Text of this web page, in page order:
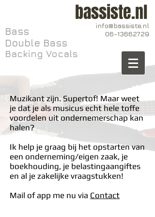
bassiste.nl
Bass
Double Bass
Backing Vocals
info@bassiste.nl
06-13662729
Muzikant zijn. Supertof! Maar weet
je dat je als musicus echt hele toffe
voordelen uit ondernemerschap kan
halen?
Ik help je graag bij het opstarten van
een onderneming/eigen zaak, je
boekhouding, je belastingaangiftes
en al je zakelijke vraagstukken!
Mail of app me nu via Contact